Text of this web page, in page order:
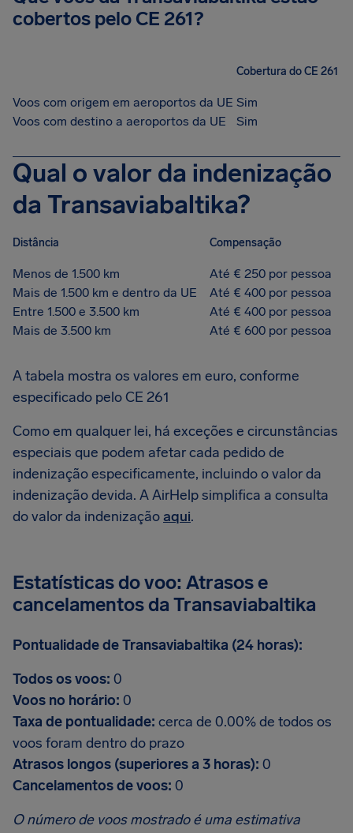
cobertos pelo CE 261?
Cobertura do CE 261
Voos com origem em aeroportos da UE Sim
Voos com destino a aeroportos da UE
Sim
Qual o valor da indenização
da Transaviabaltika?
Distância Compensação
Menos de 1.500 km
Até € 250 por pessoa
Mais de 1.500 km e dentro da UE
Até € 400 por pessoa
Entre 1.500 e 3.500 km
Até € 400 por pessoa
Mais de 3.500 km
Até € 600 por pessoa
A tabela mostra os valores em euro, conforme
especificado pelo CE 261
Como em qualquer lei, há exceções e circunstâncias
especiais que podem afetar cada pedido de
indenização especificamente, incluindo o valor da
indenização devida. A AirHelp simplifica a consulta
do valor da indenizaçãoaqui.
Estatísticas do voo: Atrasos e
cancelamentos da Transaviabaltika
Pontualidade de Transaviabaltika (24 horas):
Todos os voos: 0
Voos no horário: 0
Taxa de pontualidade: cerca de 0.00% de todos os
voos foram dentro do prazo
Atrasos longos (superiores a 3 horas): 0
Cancelamentos de voos: 0
O número de voos mostrado é uma estimativa